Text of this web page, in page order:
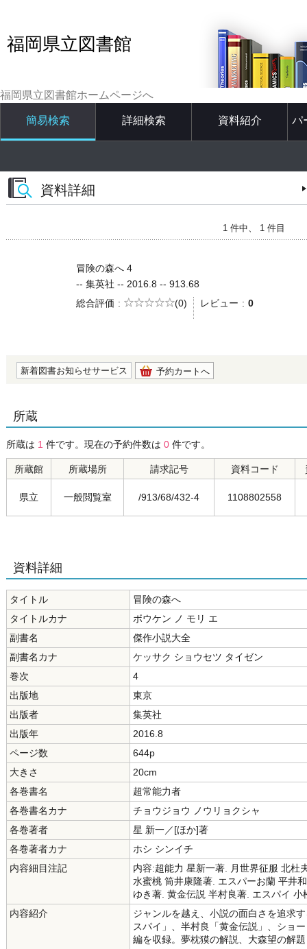
福岡県立図書館
福岡県立図書館ホームページへ
簡易検索 詳細検索 資料紹介 パ
資料詳細
1 件中、 1 件目
冒険の森へ 4
-- 集英社 -- 2016.8 -- 913.68
総合評価
5段階評価
(0) レビュー 0
新着図書お知らせサービス 予約カートへ
所蔵
所蔵は 1 件です。現在の予約件数は 0 件です。
所蔵館 所蔵場所 請求記号 資料コード
県立 一般閲覧室 /913/68/432-4 1108802558
資料詳細
タイトル
冒険の森へ
タイトルカナ
ボウケン ノ モリ エ
副書名
傑作小説大全
副書名カナ
ケッサク ショウセツ タイゼン
巻次
4
出版地
東京
出版者
集英社
出版年
2016.8
ページ数
644p
大きさ
20cm
各巻書名
超常能力者
各巻書名カナ
チョウジョウ ノウリョクシャ
各巻著者
星 新一／[ほか]著
各巻著者カナ
ホシ シンイチ
内容細目注記
内容:超能力 星新一著. 月世界征服 北杜
水蜜桃 筒井康隆著. エスパーお蘭 平井
ゆき著. 黄金伝説 半村良著. エスパイ 小
内容紹介
ジャンルを越え、小説の面白さを追求
スパイ」、半村良「黄金伝説」、ショ
編を収録。夢枕獏の解説、大森望の解